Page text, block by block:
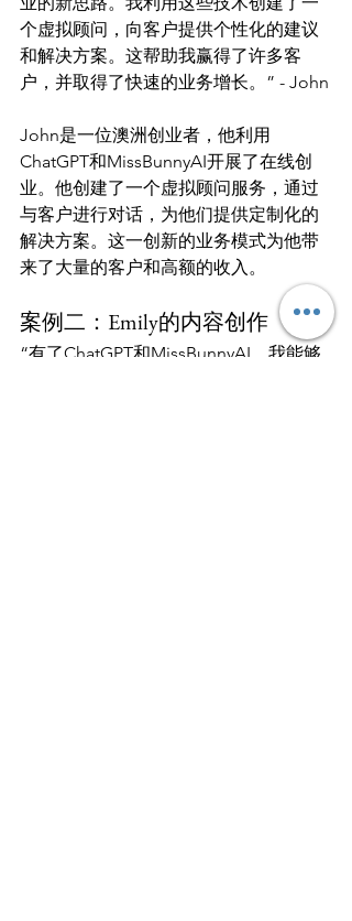
个虚拟顾问，向客户提供个性化的建议
和解决方案。这帮助我赢得了许多客
户，并取得了快速的业务增长。” - John
John是一位澳洲创业者，他利用
ChatGPT和MissBunnyAI开展了在线创
业。他创建了一个虚拟顾问服务，通过
与客户进行对话，为他们提供定制化的
解决方案。这一创新的业务模式为他带
案例二：Emily的内容创作
“有了ChatGPT和MissBunnyAI，我能够